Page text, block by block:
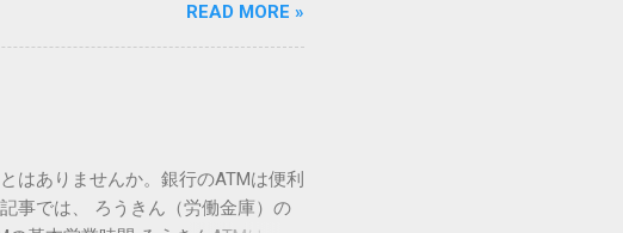
）」を把握する。 入力モードを「半
を押しながら[X]キー**を押す。 入
特にMicrosoft Wordで非常に強力
、再配達のストレスは驚くほど軽く
る具体的なメリットを徹底解説しま
いのが、佐川急便の個人向け無料
理するための基盤となるサービスで
プリと紐付けることで、その利便
連絡票」とおさらばできる理由 日
せると、荷物の受け取り体験が一変
READ MORE »
はありませんか。銀行のATMは便利
事では、 ろうきん（労働金庫）の